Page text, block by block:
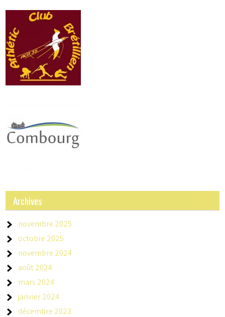
Archives
novembre 2025
octobre 2025
novembre 2024
août 2024
mars 2024
janvier 2024
décembre 2023